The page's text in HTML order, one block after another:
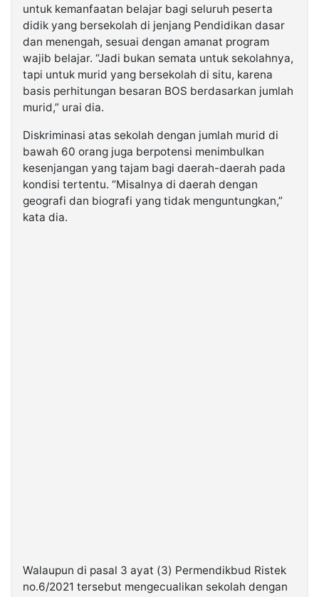
untuk kemanfaatan belajar bagi seluruh peserta
didik yang bersekolah di jenjang Pendidikan dasar
dan menengah, sesuai dengan amanat program
wajib belajar. “Jadi bukan semata untuk sekolahnya,
tapi untuk murid yang bersekolah di situ, karena
basis perhitungan besaran BOS berdasarkan jumlah
murid,” urai dia.
Diskriminasi atas sekolah dengan jumlah murid di
bawah 60 orang juga berpotensi menimbulkan
kesenjangan yang tajam bagi daerah-daerah pada
kondisi tertentu. “Misalnya di daerah dengan
geografi dan biografi yang tidak menguntungkan,”
kata dia.
Walaupun di pasal 3 ayat (3) Permendikbud Ristek
no.6/2021 tersebut mengecualikan sekolah dengan